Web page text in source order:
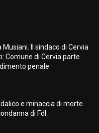
Musiani. Il sindaco di Cervia
Comune di Cervia parte
penale
e minaccia di morte
di FdI